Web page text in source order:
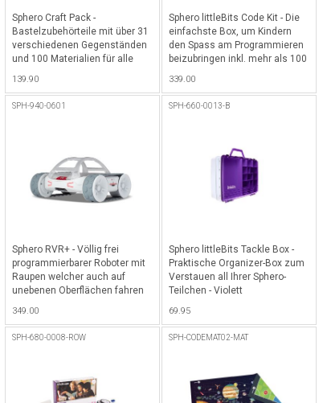
Sphero Craft Pack -
Bastelzubehörteile mit über 31
verschiedenen Gegenständen
und 100 Materialien für alle
139.90
Sphero littleBits Code Kit - Die
einfachste Box, um Kindern
den Spass am Programmieren
beizubringen inkl. mehr als 100
sowie die littleBits Code Kit App
339.00
SPH-940-0601
Sphero RVR+ - Völlig frei
programmierbarer Roboter mit
Raupen welcher auch auf
unebenen Oberflächen fahren
Möglichkeiten - Grau
349.00
SPH-660-0013-B
Sphero littleBits Tackle Box -
Praktische Organizer-Box zum
Verstauen all Ihrer Sphero-
Teilchen - Violett
69.95
SPH-680-0008-ROW SPH-CODEMAT02-MAT